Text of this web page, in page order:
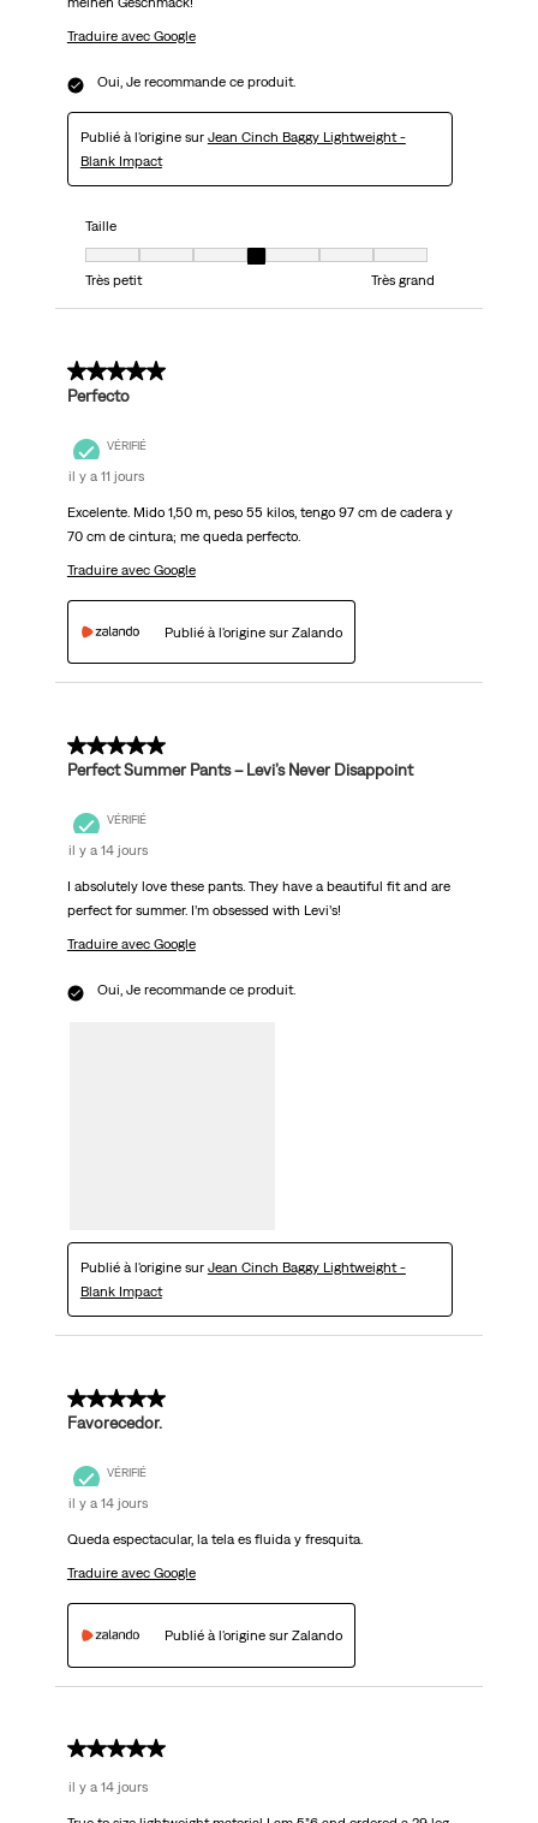
Traduire avec Google
Oui, Je recommande ce produit.
Publié à l'origine sur Jean Cinch Baggy Lightweight -
Blank Impact
Taille
Taille, 4 sur 7, où 1 est égal à Très petit et 7 est égal à Très grand
Très petit
Très grand
5 sur 5 étoiles.
Perfecto
VÉRIFIÉ
il y a 11 jours
Excelente. Mido 1,50 m, peso 55 kilos, tengo 97 cm de cadera y
70 cm de cintura; me queda perfecto.
Traduire avec Google
Publié à l'origine sur Zalando
5 sur 5 étoiles.
Perfect Summer Pants – Levi’s Never Disappoint
VÉRIFIÉ
il y a 14 jours
I absolutely love these pants. They have a beautiful fit and are
perfect for summer. I’m obsessed with Levi’s!
Traduire avec Google
Oui, Je recommande ce produit.
Publié à l'origine sur Jean Cinch Baggy Lightweight -
Blank Impact
5 sur 5 étoiles.
Favorecedor.
VÉRIFIÉ
il y a 14 jours
Queda espectacular, la tela es fluida y fresquita.
Traduire avec Google
Publié à l'origine sur Zalando
5 sur 5 étoiles.
il y a 14 jours